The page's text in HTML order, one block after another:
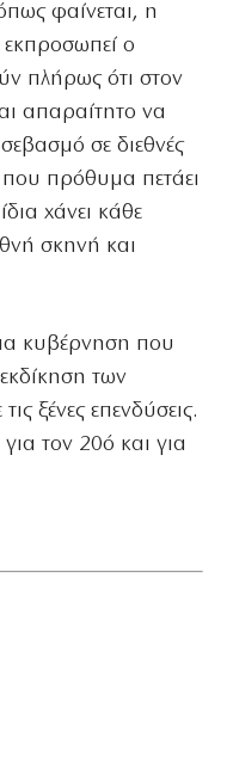
φαίνεται, η
ο
πλήρως ότι στον
απαραίτητο να
σε διεθνές
που πρόθυμα πετάει
χάνει κάθε
σκηνή και
κυβέρνηση που
των
ξένες επενδύσεις.
τον 20ό και για